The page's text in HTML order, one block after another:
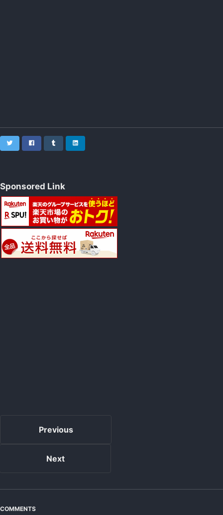
Twitter FacebookTumblr
Sponsored Link
Previous
Next
COMMENTS